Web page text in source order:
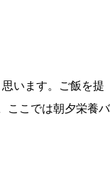
います。ご飯を提
ここでは朝夕栄養バ